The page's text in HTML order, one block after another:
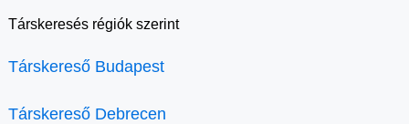
Társkeresés régiók szerint
Társkereső Budapest
Társkereső Debrecen